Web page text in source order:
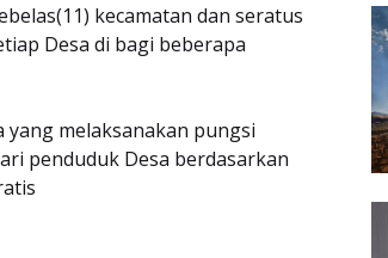
kecamatan dan seratus
Desa di bagi beberapa
yang melaksanakan pungsi
penduduk Desa berdasarkan